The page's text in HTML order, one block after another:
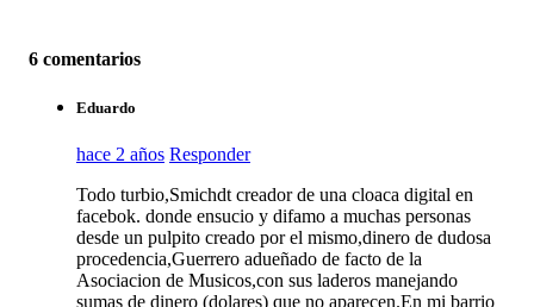
6 comentarios
Eduardo
hace 2 años Responder
Todo turbio,Smichdt creador de una cloaca digital en
facebok. donde ensucio y difamo a muchas personas
desde un pulpito creado por el mismo,dinero de dudosa
procedencia,Guerrero adueñado de facto de la
Asociacion de Musicos,con sus laderos manejando
sumas de dinero (dolares) que no aparecen.En mi barrio